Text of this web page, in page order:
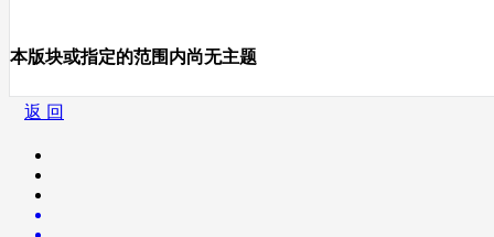
本版块或指定的范围内尚无主题
返 回